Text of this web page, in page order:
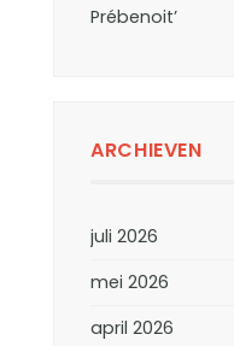
Prébenoit’
ARCHIEVEN
juli 2026
mei 2026
april 2026